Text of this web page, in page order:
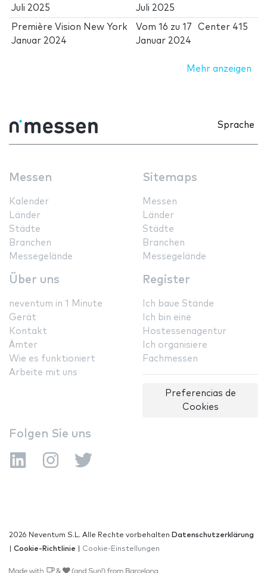
Juli 2025
Juli 2025
Première Vision New York
Januar 2024
Vom16 zu17
Januar 2024
Center 415
Mehr anzeigen
Sprache
Messen
Kalender
Länder
Städte
Branchen
Messegelände
Sitemaps
Messen
Länder
Städte
Branchen
Messegelände
Über uns
neventum in 1 Minute
Gerät
Kontakt
Ämter
Wie es funktioniert
Arbeite mit uns
Register
Ich baue Stände
Ich bin eine
Hostessenagentur
Ich organisiere
Fachmessen
Preferencias de
Cookies
Folgen Sie uns
2026 Neventum S.L. Alle Rechte vorbehalten Datenschutzerklärung
Cookie-Richtlinie Cookie-Einstellungen